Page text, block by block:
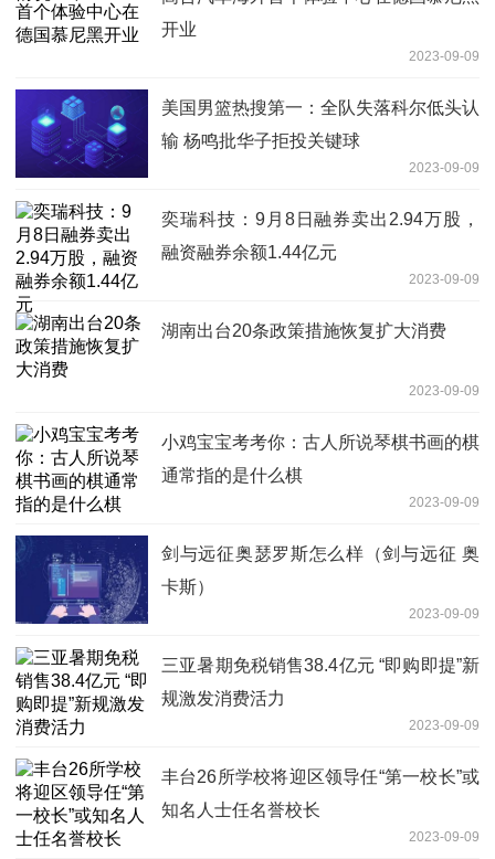
开业
2023-09-09
美国男篮热搜第一：全队失落科尔低头认
输 杨鸣批华子拒投关键球
2023-09-09
奕瑞科技：9月8日融券卖出2.94万股，
融资融券余额1.44亿元
2023-09-09
湖南出台20条政策措施恢复扩大消费
2023-09-09
小鸡宝宝考考你：古人所说琴棋书画的棋
通常指的是什么棋
2023-09-09
剑与远征奥瑟罗斯怎么样（剑与远征 奥
卡斯）
2023-09-09
三亚暑期免税销售38.4亿元 “即购即提”新
规激发消费活力
2023-09-09
丰台26所学校将迎区领导任“第一校长”或
知名人士任名誉校长
2023-09-09